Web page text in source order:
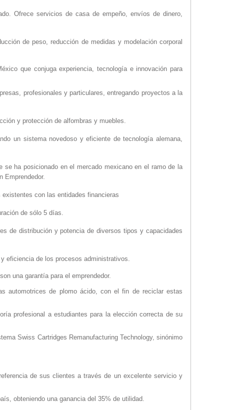
Ofrece servicios de casa de empeño, envíos de dinero,
de peso, reducción de medidas y modelación corporal
que conjuga experiencia, tecnología e innovación para
profesionales y particulares, entregando proyectos a la
y protección de alfombras y muebles.
un sistema novedoso y eficiente de tecnología alemana,
se ha posicionado en el mercado mexicano en el ramo de la
Emprendedor.
con las entidades financieras
de sólo 5 días.
de distribución y potencia de diversos tipos y capacidades
eficiencia de los procesos administrativos.
una garantía para el emprendedor.
automotrices de plomo ácido, con el fin de reciclar estas
profesional a estudiantes para la elección correcta de su
Swiss Cartridges Remanufacturing Technology, sinónimo
de sus clientes a través de un excelente servicio y
obteniendo una ganancia del 35% de utilidad.